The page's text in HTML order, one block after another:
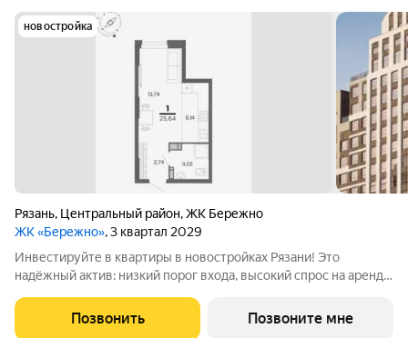
новостройка
Рязань, Центральный район,ЖК Бережно
ЖК «Бережно», 3 квартал 2029
Инвестируйте в квартиры в новостройках Рязани! Это
надёжный актив: низкий порог входа, высокий спрос на аренду
Жилой квартал «Бережно» это проект класса Бизнес,
созданный с уважением к городу и
Позвонить Позвоните мне